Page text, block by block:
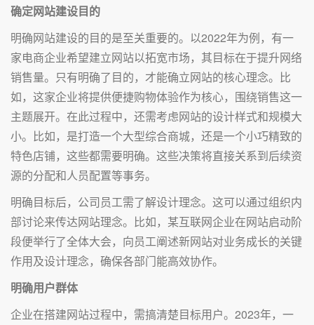
确定网站建设目的
明确网站建设的目的是至关重要的。以2022年为例，有一
家电商企业希望建立网站以拓宽市场，其目标在于提升网络
销售量。只有明确了目的，才能确立网站的核心理念。比
如，这家企业将提供便捷购物体验作为核心，围绕销售这一
主题展开。在此过程中，还需考虑网站的设计样式和规模大
小。比如，是打造一个大型综合商城，还是一个小巧精致的
特色店铺，这些都需要明确。这些决策将直接关系到后续资
源的分配和人员配置等事务。
明确目标后，公司员工需了解设计理念。这可以通过组织内
部讨论来传达网站理念。比如，某互联网企业在网站启动阶
段便举行了全体大会，向员工阐述新网站对业务成长的关键
作用及设计理念，确保各部门能高效协作。
明确用户群体
企业在搭建网站过程中，需搞清楚目标用户。2023年，一